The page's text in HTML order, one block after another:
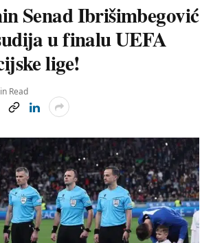
Senad Ibrišimbegović
u finalu UEFA
lige!
Read